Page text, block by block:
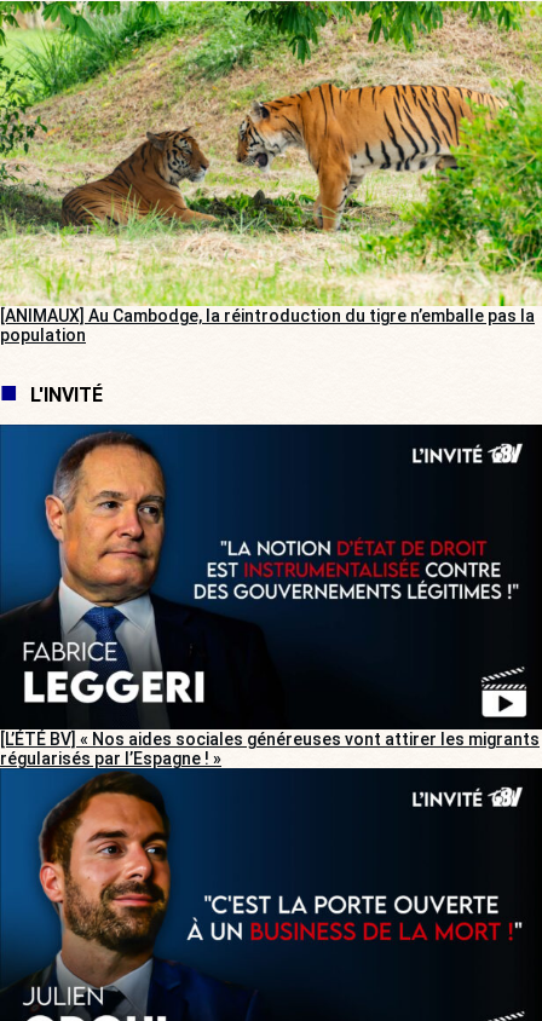
[ANIMAUX] Au Cambodge, la réintroduction du tigre n’emballe pas la
population
L'INVITÉ
[L’ÉTÉ BV] « Nos aides sociales généreuses vont attirer les migrants
régularisés par l’Espagne ! »